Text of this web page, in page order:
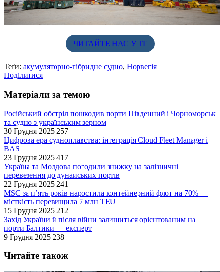
ЧИТАЙТЕ НАС У ТГ
Теґи: акумуляторно-гібридне судно, Норвегія
Поділитися
Матеріали за темою
Російський обстріл пошкодив порти Південний і Чорноморськ
та судно з українським зерном
30 Грудня 2025 257
Цифрова ера судноплавства: інтеграція Cloud Fleet Manager і
BAS
23 Грудня 2025 417
Україна та Молдова погодили знижку на залізничні
перевезення до дунайських портів
22 Грудня 2025 241
MSC за п’ять років наростила контейнерний флот на 70% —
місткість перевищила 7 млн TEU
15 Грудня 2025 212
Захід України й після війни залишиться орієнтованим на
порти Балтики — експерт
9 Грудня 2025 238
Читайте також